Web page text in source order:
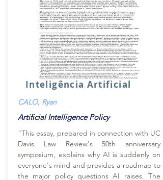
Inteligência Artificial
CALO, Ryan
Artificial Intelligence Policy
"This essay, prepared in connection with UC
Davis Law Review's 50th anniversary
symposium, explains why AI is suddenly on
everyone's mind and provides a roadmap to
the major policy questions AI raises. The